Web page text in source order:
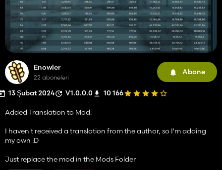
Enowler
22 aboneleri
Abone
13 Şubat 2024 V1.0.0.0 10 166
Added Translation to Mod.
I haven't received a translation from the author, so I'm adding
my own :D
Just replace the mod in the Mods Folder